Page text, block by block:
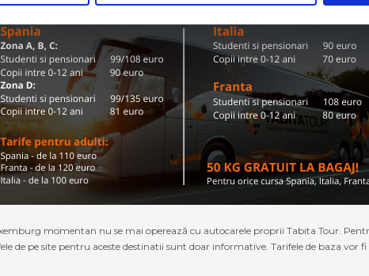
momentan nu se mai operează cu autocarele proprii Tabita Tour.
de pe site pentru aceste destinatii sunt doar informative. Tarifele de baza vor